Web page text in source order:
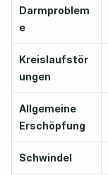
Darmproblem
e
Kreislaufstör
ungen
Allgemeine
Erschöpfung
Schwindel